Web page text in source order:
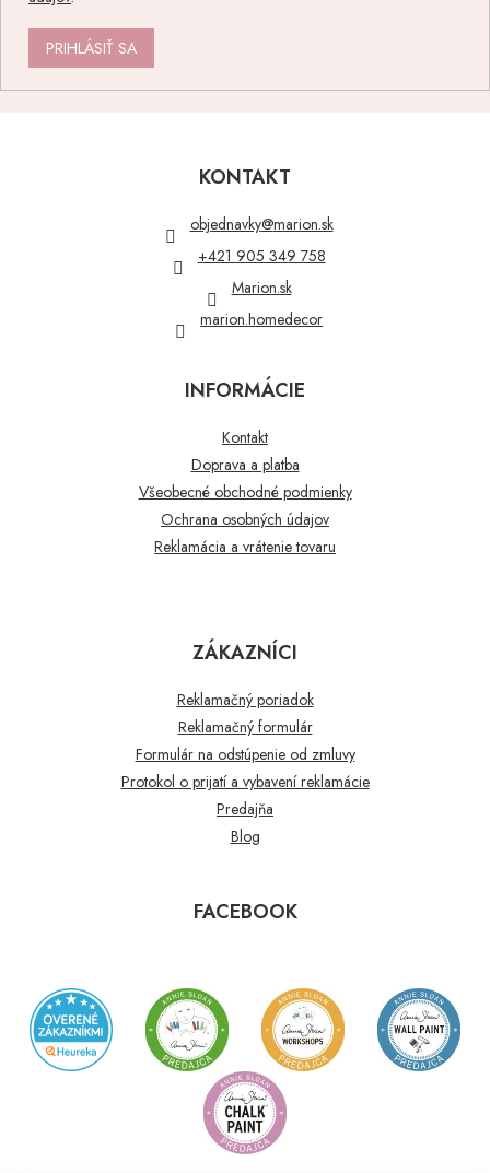
PRIHLÁSIŤ SA
KONTAKT
objednavky@marion.sk
+421 905 349 758
Marion.sk
marion.homedecor
INFORMÁCIE
Kontakt
Doprava a platba
Všeobecné obchodné podmienky
Ochrana osobných údajov
Reklamácia a vrátenie tovaru
ZÁKAZNÍCI
Reklamačný poriadok
Reklamačný formulár
Formulár na odstúpenie od zmluvy
Protokol o prijatí a vybavení reklamácie
Predajňa
Blog
FACEBOOK